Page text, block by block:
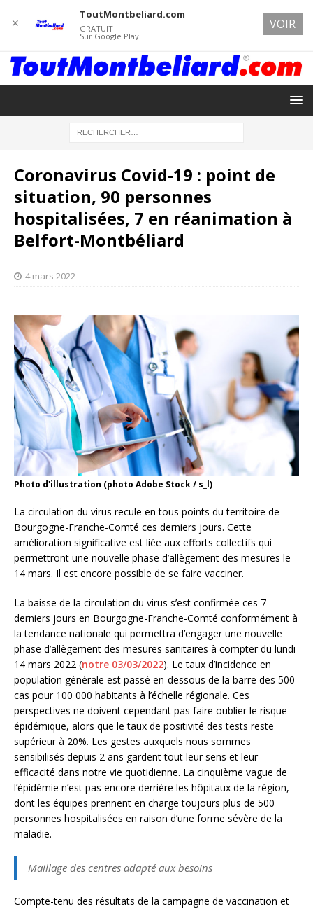
Coronavirus Covid-19 : point de
situation, 90 personnes
hospitalisées, 7 en réanimation à
Belfort-Montbéliard
4 mars 2022
Photo d'illustration (photo Adobe Stock / s_l)
La circulation du virus recule en tous points du territoire de
Bourgogne-Franche-Comté ces derniers jours. Cette
amélioration significative est liée aux efforts collectifs qui
permettront une nouvelle phase d’allègement des mesures le
14 mars. Il est encore possible de se faire vacciner.
La baisse de la circulation du virus s’est confirmée ces 7
derniers jours en Bourgogne-Franche-Comté conformément à
la tendance nationale qui permettra d’engager une nouvelle
phase d’allègement des mesures sanitaires à compter du lundi
14 mars 2022 (notre 03/03/2022). Le taux d’incidence en
population générale est passé en-dessous de la barre des 500
cas pour 100 000 habitants à l’échelle régionale. Ces
perspectives ne doivent cependant pas faire oublier le risque
épidémique, alors que le taux de positivité des tests reste
supérieur à 20%. Les gestes auxquels nous sommes
sensibilisés depuis 2 ans gardent tout leur sens et leur
efficacité dans notre vie quotidienne. La cinquième vague de
l’épidémie n’est pas encore derrière les hôpitaux de la région,
dont les équipes prennent en charge toujours plus de 500
personnes hospitalisées en raison d’une forme sévère de la
maladie.
Maillage des centres adapté aux besoins
Compte-tenu des résultats de la campagne de vaccination et
✕
ToutMontbeliard.com
GRATUIT
Sur Google Play
VOIR